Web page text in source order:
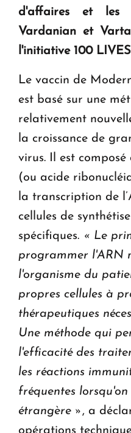
d'affaires et les
Vardanian et
l'initiative 100 LIVES
Le vaccin de
est basé sur une
relativement
la croissance de
virus. Il est composé
(ou acide
la transcription de
cellules de
spécifiques. « Le
programmer l'ARN
l'organisme du
propres cellules à
thérapeutiques
Une méthode qui
l'efficacité des
les réactions
fréquentes
étrangère », a